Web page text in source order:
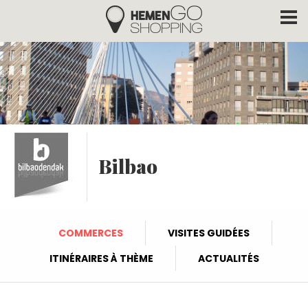
Aller au contenu principal
Hemengo Shopping
Bilbao
COMMERCES
VISITES GUIDÉES
ITINÉRAIRES À THÈME
ACTUALITÉS